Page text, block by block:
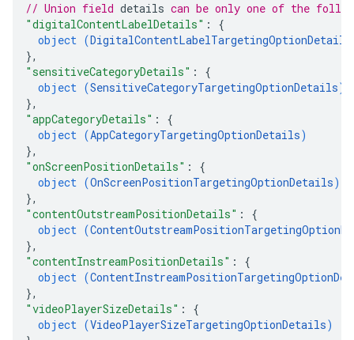
// Union field details can be only one of the
"digitalContentLabelDetails" : {
object (DigitalContentLabelTargetingOptionDetails
},
"sensitiveCategoryDetails" : {
object (SensitiveCategoryTargetingOptionDetails)
},
"appCategoryDetails" : {
object (AppCategoryTargetingOptionDetails)
},
"onScreenPositionDetails" : {
object (OnScreenPositionTargetingOptionDetails)
},
"contentOutstreamPositionDetails" : {
object (
},
"contentInstreamPositionDetails" : {
object (
},
"videoPlayerSizeDetails" : {
object (VideoPlayerSizeTargetingOptionDetails)